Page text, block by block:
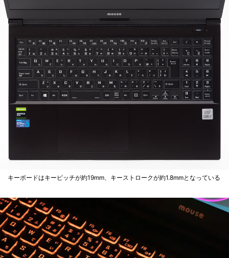
キーボードはキーピッチが約19mm、キーストロークが約1.8mmとなっている